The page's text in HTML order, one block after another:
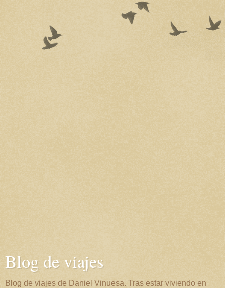
Blog de viajes
Blog de viajes de Daniel Vinuesa. Tras estar viviendo en